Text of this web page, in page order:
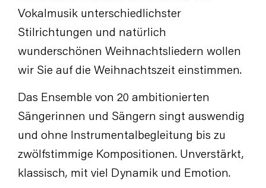
Vokalmusik unterschiedlichster
Stilrichtungen und natürlich
wunderschönen Weihnachtsliedern wollen
wir Sie auf die Weihnachtszeit einstimmen.
Das Ensemble von 20 ambitionierten
Sängerinnen und Sängern singt auswendig
und ohne Instrumentalbegleitung bis zu
zwölfstimmige Kompositionen. Unverstärkt,
klassisch, mit viel Dynamik und Emotion.